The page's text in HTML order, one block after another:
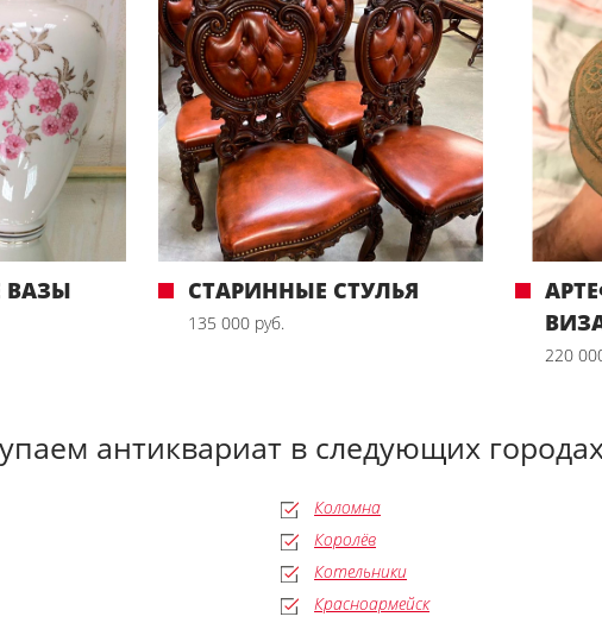
ВАЗЫ СТАРИННЫЕ СТУЛЬЯ
135 000 руб.
220
антиквариат в следующих
Коломна
Королёв
Котельники
Красноармейск